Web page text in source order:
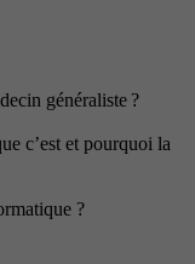
généraliste ?
c’est et pourquoi la
?